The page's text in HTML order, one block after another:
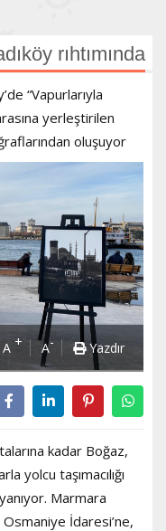
rıhtımında
“Vapurlarıyla
yerleştirilen
oluşuyor
A + A- Yazdır
kadar Boğaz,
yolcu taşımacılığı
Marmara
İdaresi’ne,